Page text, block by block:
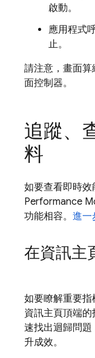
啟動。
應用程式
止。
請注意，畫面
面控制器。
追蹤、
料
如要查看即時
Performance
功能相容。 進一
在資訊主
如要瞭解重要指
資訊主頁頂端
速找出迴歸問
升成效。